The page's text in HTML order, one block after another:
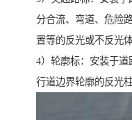
分合流、弯道、危险
置等的反光或不反光体
4）轮廓标：安装于
行道边界轮廓的反光